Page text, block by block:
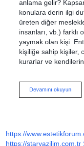
anlama gelir?
konulara derin ilgi
üreten diğer
insanları, vb.) farklı
yaymak olan kişi.
kişiliğe sahip kişiler,
kurarlar ve
Devamını okuyun
https://
https://staryazilim.com.tr